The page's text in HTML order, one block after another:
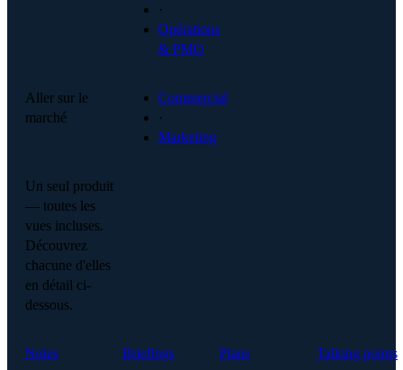
·
Opérations
& PMO
Aller sur le
marché
Commercial
·
Marketing
Un seul produit
— toutes les
vues incluses.
Découvrez
chacune d'elles
en détail ci-
dessous.
Notes Briefings Plans Talking points